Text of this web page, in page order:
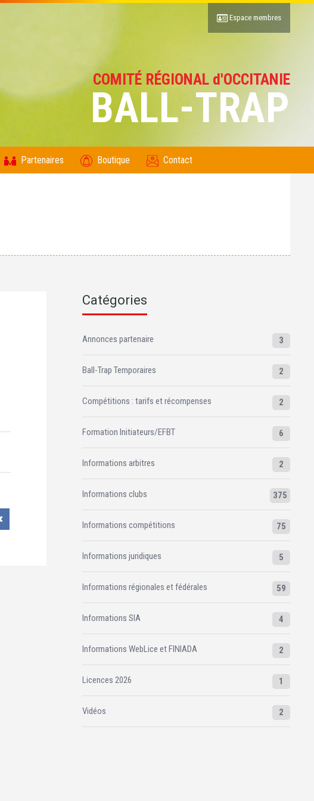
COMITÉ RÉGIONAL d'OCCITANIE
BALL-TRAP
Espace membres
Partenaires Boutique Contact
Catégories
Annonces partenaire 3
Ball-Trap Temporaires 2
Compétitions : tarifs et récompenses 2
Formation Initiateurs/EFBT 6
Informations arbitres 2
Informations clubs 375
Informations compétitions 75
Informations juridiques 5
Informations régionales et fédérales 59
Informations SIA 4
Informations WebLice et FINIADA 2
Licences 2026 1
Vidéos 2